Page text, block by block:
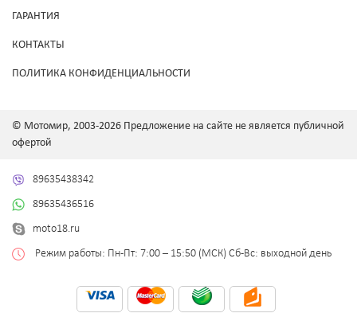
ГАРАНТИЯ
КОНТАКТЫ
ПОЛИТИКА КОНФИДЕНЦИАЛЬНОСТИ
© Мотомир, 2003-2026 Предложение на сайте не является публичной
офертой
89635438342
89635436516
moto18.ru
Режим работы: Пн-Пт: 7:00 – 15:50 (МСК) Сб-Вс: выходной день